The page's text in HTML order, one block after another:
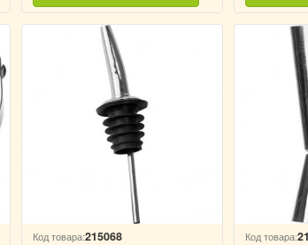
Код товара:215068 Код товара: